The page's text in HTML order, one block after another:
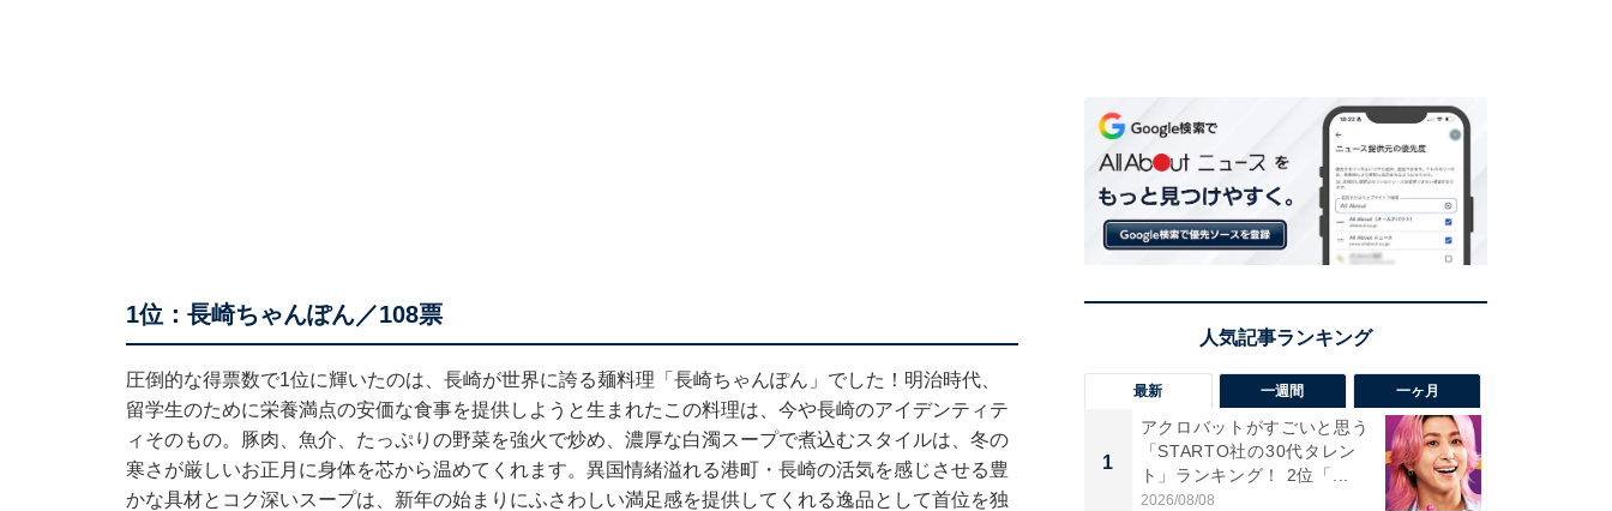
1位：長崎ちゃんぽん／108票
圧倒的な得票数で1位に輝いたのは、長崎が世界に誇る麺料理「長崎ちゃんぽん」でした！明治時代、
留学生のために栄養満点の安価な食事を提供しようと生まれたこの料理は、今や長崎のアイデンティテ
ィそのもの。豚肉、魚介、たっぷりの野菜を強火で炒め、濃厚な白濁スープで煮込むスタイルは、冬の
寒さが厳しいお正月に身体を芯から温めてくれます。異国情緒溢れる港町・長崎の活気を感じさせる豊
かな具材とコク深いスープは、新年の始まりにふさわしい満足感を提供してくれる逸品として首位を独
最新 一週間 一ヶ月
1
アクロバットがすごいと思う
「STARTO社の30代タレン
ト」ランキング！ 2位「...
2026/08/08